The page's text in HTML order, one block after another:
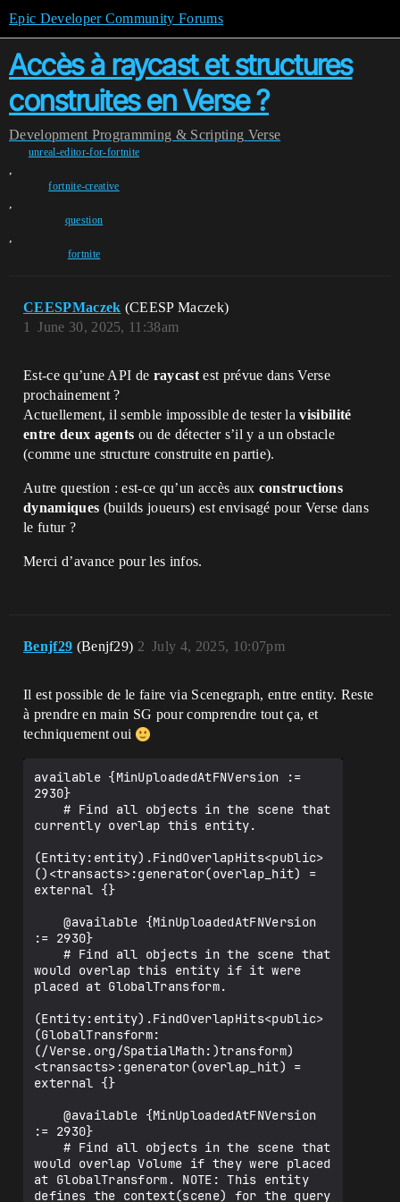
Epic Developer Community Forums
Accès à raycast et structures
construites en Verse ?
Development Programming & Scripting Verse
unreal-editor-for-fortnite
,
fortnite-creative
,
question
,
fortnite
CEESPMaczek (CEESP Maczek)
June 30, 2025, 11:38am
1
Est-ce qu’une API de raycastest prévue dans Verse
prochainement ?
Actuellement, il semble impossible de tester lavisibilité
entre deux agents ou de détecter s’il y a un obstacle
(comme une structure construite en partie).
Autre question : est-ce qu’un accès aux constructions
dynamiques (builds joueurs) est envisagé pour Verse dans
le futur ?
Merci d’avance pour les infos.
Benjf29 (Benjf29) July 4, 2025, 10:07pm
2
Il est possible de le faire via Scenegraph, entre entity. Reste
à prendre en main SG pour comprendre tout ça, et
techniquement oui
available {MinUploadedAtFNVersion :=
2930}
    # Find all objects in the scene that
currently overlap this entity.
(Entity:entity).FindOverlapHits<public>
()<transacts>:generator(overlap_hit) =
external {}
    @available {MinUploadedAtFNVersion
:= 2930}
    # Find all objects in the scene that
would overlap this entity if it were
placed at GlobalTransform.
(Entity:entity).FindOverlapHits<public>
(GlobalTransform:
(/Verse.org/SpatialMath:)transform)
<transacts>:generator(overlap_hit) =
external {}
    @available {MinUploadedAtFNVersion
:= 2930}
    # Find all objects in the scene that
would overlap Volume if they were placed
at GlobalTransform. NOTE: This entity
defines the context(scene) for the query